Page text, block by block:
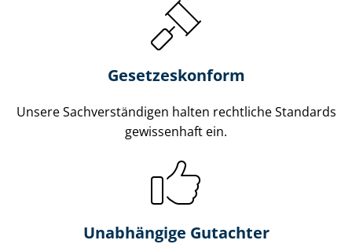
Gesetzes­konform
Unsere Sach­ver­stän­di­gen halten rechtliche Standards
gewissenhaft ein.
Unabhängige Gutachter